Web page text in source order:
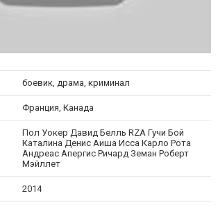
боевик, драма, криминал
Франция, Канада
Пол Уокер Давид Белль RZA Гучи Бой
Каталина Денис Аиша Исса Карло Рота
Андреас Апергис Ричард Земан Роберт
Мэйллет
2014